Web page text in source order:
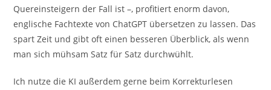
Quereinsteigern der Fall ist –, profitiert enorm davon,
englische Fachtexte von ChatGPT übersetzen zu lassen. Das
spart Zeit und gibt oft einen besseren Überblick, als wenn
man sich mühsam Satz für Satz durchwühlt.
Ich nutze die KI außerdem gerne beim Korrekturlesen